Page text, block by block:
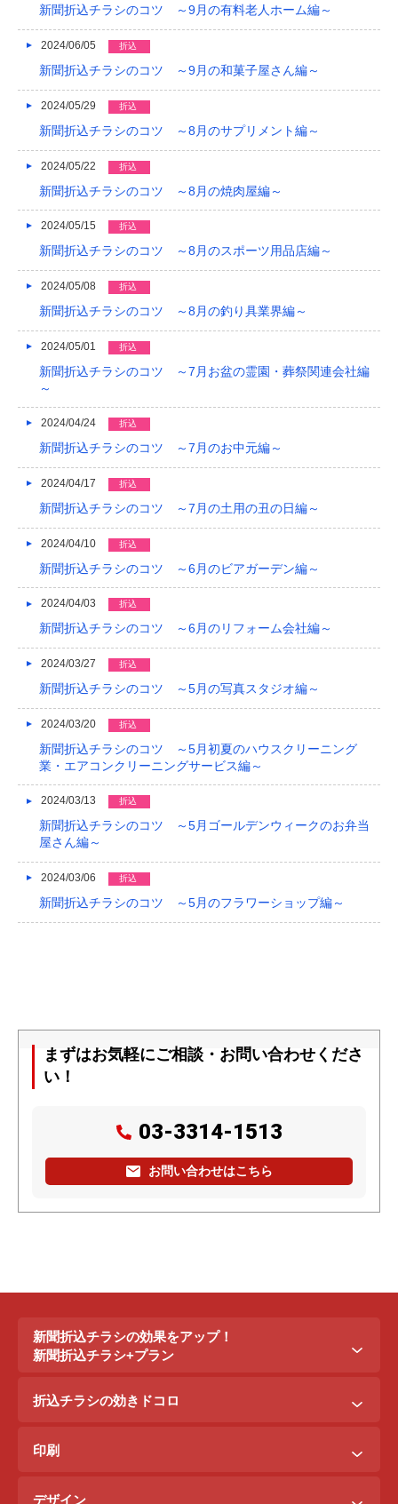
新聞折込チラシのコツ ～9月の有料老人ホーム編～
2024/06/05 折込
新聞折込チラシのコツ ～9月の和菓子屋さん編～
2024/05/29 折込
新聞折込チラシのコツ ～8月のサプリメント編～
2024/05/22 折込
新聞折込チラシのコツ ～8月の焼肉屋編～
2024/05/15 折込
新聞折込チラシのコツ ～8月のスポーツ用品店編～
2024/05/08 折込
新聞折込チラシのコツ ～8月の釣り具業界編～
2024/05/01 折込
新聞折込チラシのコツ ～7月お盆の霊園・葬祭関連会社編
～
2024/04/24 折込
新聞折込チラシのコツ ～7月のお中元編～
2024/04/17 折込
新聞折込チラシのコツ ～7月の土用の丑の日編～
2024/04/10 折込
新聞折込チラシのコツ ～6月のビアガーデン編～
2024/04/03 折込
新聞折込チラシのコツ ～6月のリフォーム会社編～
2024/03/27 折込
新聞折込チラシのコツ ～5月の写真スタジオ編～
2024/03/20 折込
新聞折込チラシのコツ ～5月初夏のハウスクリーニング
業・エアコンクリーニングサービス編～
2024/03/13 折込
新聞折込チラシのコツ ～5月ゴールデンウィークのお弁当
屋さん編～
2024/03/06 折込
新聞折込チラシのコツ ～5月のフラワーショップ編～
まずはお気軽にご相談・お問い合わせくださ
い！
03-3314-1513
お問い合わせはこちら
新聞折込チラシの効果をアップ！
新聞折込チラシ+プラン
新聞折込チラシ＋ポステイング
折込チラシ＋駅看板
折込チラシの効きドコロ
折込配布効きドコロ
印刷効きドコロ
印刷
B3料金
デザイン